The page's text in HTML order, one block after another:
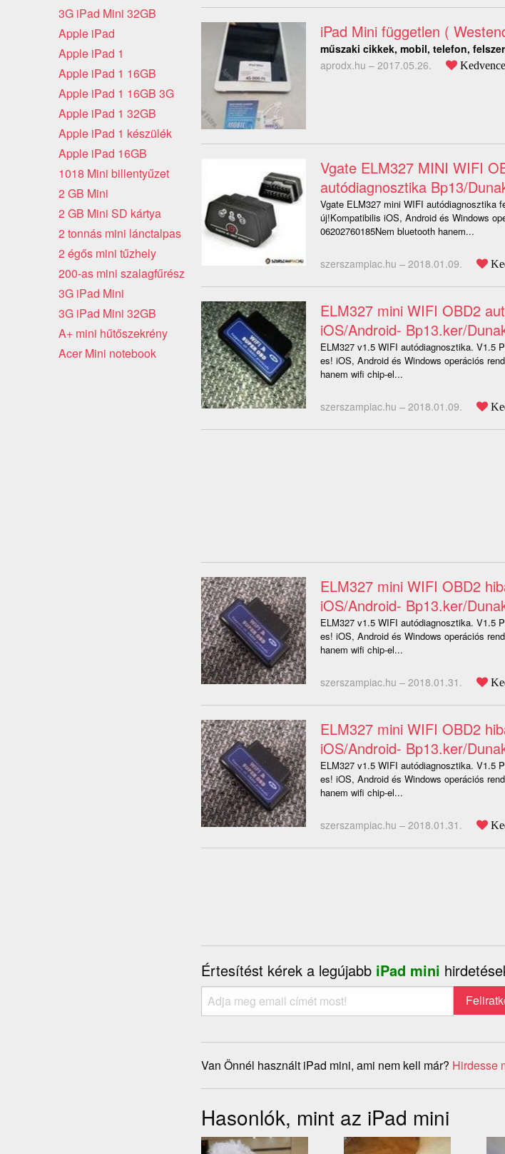
iPad Mini független (
műszaki cikkek, mobil, telefon,
aprodx.hu – 2017.05.26.
Vgate ELM327 MINI WIFI
autódiagnosztika Bp13/
Vgate ELM327 mini WIFI autódiagnosztika
új!Kompatibilis iOS, Android és Windows
06202760185Nem bluetooth hanem...
szerszampiac.hu – 2018.01.09.
ELM327 mini WIFI OBD2
iOS/Android- Bp13.ker/
ELM327 v1.5 WIFI autódiagnosztika. V1.5
es! iOS, Android és Windows operációs
hanem wifi chip-el...
szerszampiac.hu – 2018.01.09.
ELM327 mini WIFI OBD2
iOS/Android- Bp13.ker/
ELM327 v1.5 WIFI autódiagnosztika. V1.5
es! iOS, Android és Windows operációs
hanem wifi chip-el...
szerszampiac.hu – 2018.01.31.
ELM327 mini WIFI OBD2
iOS/Android- Bp13.ker/
ELM327 v1.5 WIFI autódiagnosztika. V1.5
es! iOS, Android és Windows operációs
hanem wifi chip-el...
szerszampiac.hu – 2018.01.31.
Értesítést kérek a legújabb iPad mini
Van Önnél használt iPad mini, ami nem kell már? Hirdesse
Hasonlók, mint az iPad mini
3G iPad Mini 32GB
Apple iPad
Apple iPad 1
Apple iPad 1 16GB
Apple iPad 1 16GB 3G
Apple iPad 1 32GB
Apple iPad 1 készülék
Apple iPad 16GB
1018 Mini billentyűzet
2 GB Mini
2 GB Mini SD kártya
2 tonnás mini lánctalpas
2 égős mini tűzhely
200-as mini szalagfűrész
3G iPad Mini
3G iPad Mini 32GB
A+ mini hűtőszekrény
Acer Mini notebook